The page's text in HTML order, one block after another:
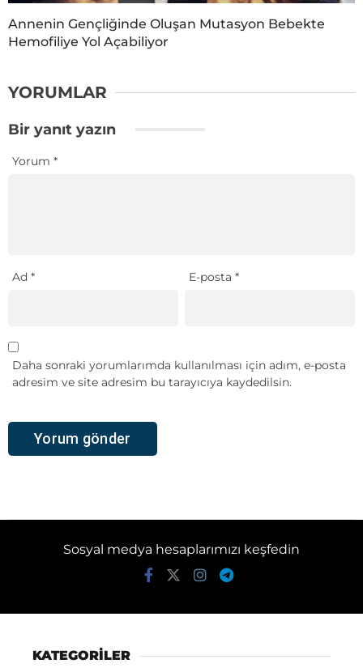
Annenin Gençliğinde Oluşan Mutasyon Bebekte
Hemofiliye Yol Açabiliyor
YORUMLAR
Bir yanıt yazın
Yorum *
Ad * E-posta*
Daha sonraki yorumlarımda kullanılması için adım, e-posta
adresim ve site adresim bu tarayıcıya kaydedilsin.
Sosyal medya hesaplarımızı keşfedin
KATEGORİLER